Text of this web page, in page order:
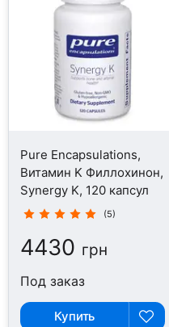
Pure Encapsulations,
Витамин K Филлохинон,
Synergy K, 120 капсул
(5)
4430 грн
Под заказ
Купить